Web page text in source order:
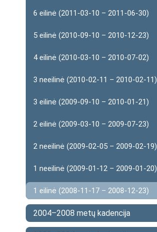
6 eilinė (2011-03-10 – 2011-06-30)
5 eilinė (2010-09-10 – 2010-12-23)
4 eilinė (2010-03-10 – 2010-07-02)
3 neeilinė (2010-02-11 – 2010-02-11)
3 eilinė (2009-09-10 – 2010-01-21)
2 eilinė (2009-03-10 – 2009-07-23)
2 neeilinė (2009-02-05 – 2009-02-19)
1 neeilinė (2009-01-12 – 2009-01-20)
1 eilinė (2008-11-17 – 2008-12-23)
2004–2008 metų kadencija